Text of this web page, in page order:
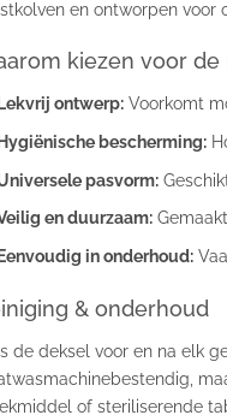
en ontworpen voor
kiezen voor de
Lekvrij ontwerp:Voorkomt
bescherming:
pasvorm:
en duurzaam:
in onderhoud:
& onderhoud
de deksel voor en na elk
of steriliserende